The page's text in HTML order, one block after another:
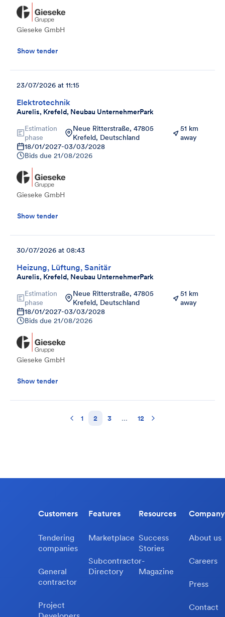
Gieseke GmbH
Show tender
Elektrotechnik
Aurelis, Krefeld, Neubau UnternehmerPark
23/07/2026 at 11:15
Estimation
phase
Neue Ritterstraße, 47805
Krefeld, Deutschland
51 km
away
18/01/2027-03/03/2028
Bids due 21/08/2026
Gieseke GmbH
Show tender
Heizung, Lüftung, Sanitär
Aurelis, Krefeld, Neubau UnternehmerPark
30/07/2026 at 08:43
Estimation
phase
Neue Ritterstraße, 47805
Krefeld, Deutschland
51 km
away
18/01/2027-03/03/2028
Bids due 21/08/2026
Gieseke GmbH
Show tender
1 2 3 ... 12
Customers
Tendering
companies
General
contractor
Project
Features
Marketplace
Subcontractor-
Directory
Resources
Success
Stories
Magazine
Company
About us
Careers
Press
Contact